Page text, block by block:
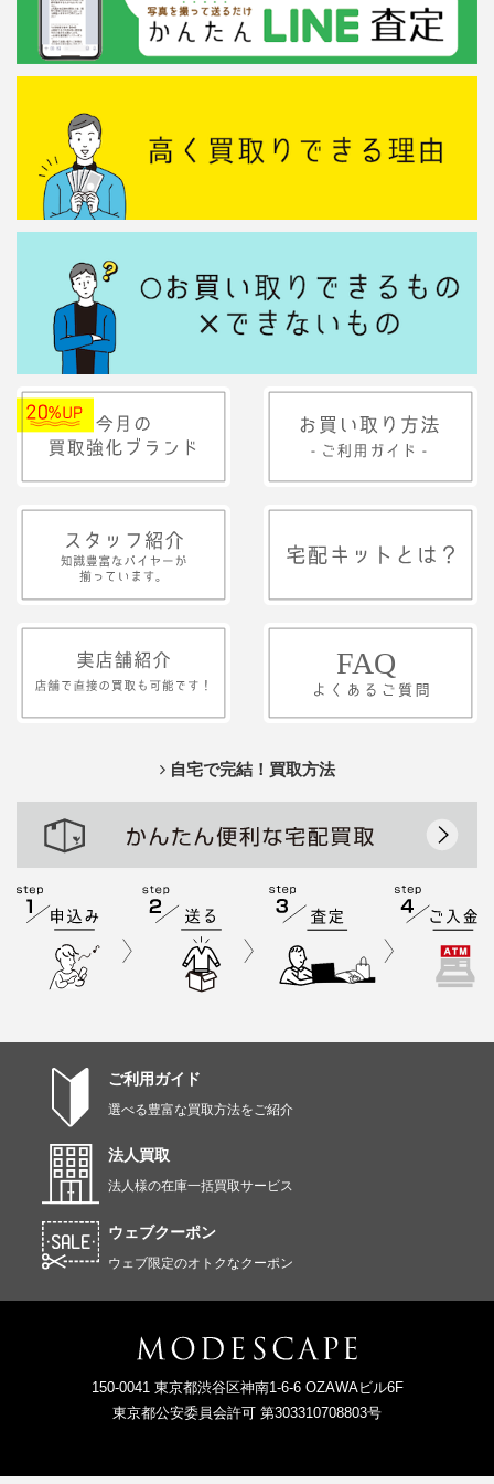
自宅で完結！買取方法
ご利用ガイド
選べる豊富な買取方法をご紹介
法人買取
法人様の在庫一括買取サービス
ウェブクーポン
ウェブ限定のオトクなクーポン
150-0041 東京都渋谷区神南1-6-6 OZAWAビル6F
東京都公安委員会許可 第303310708803号